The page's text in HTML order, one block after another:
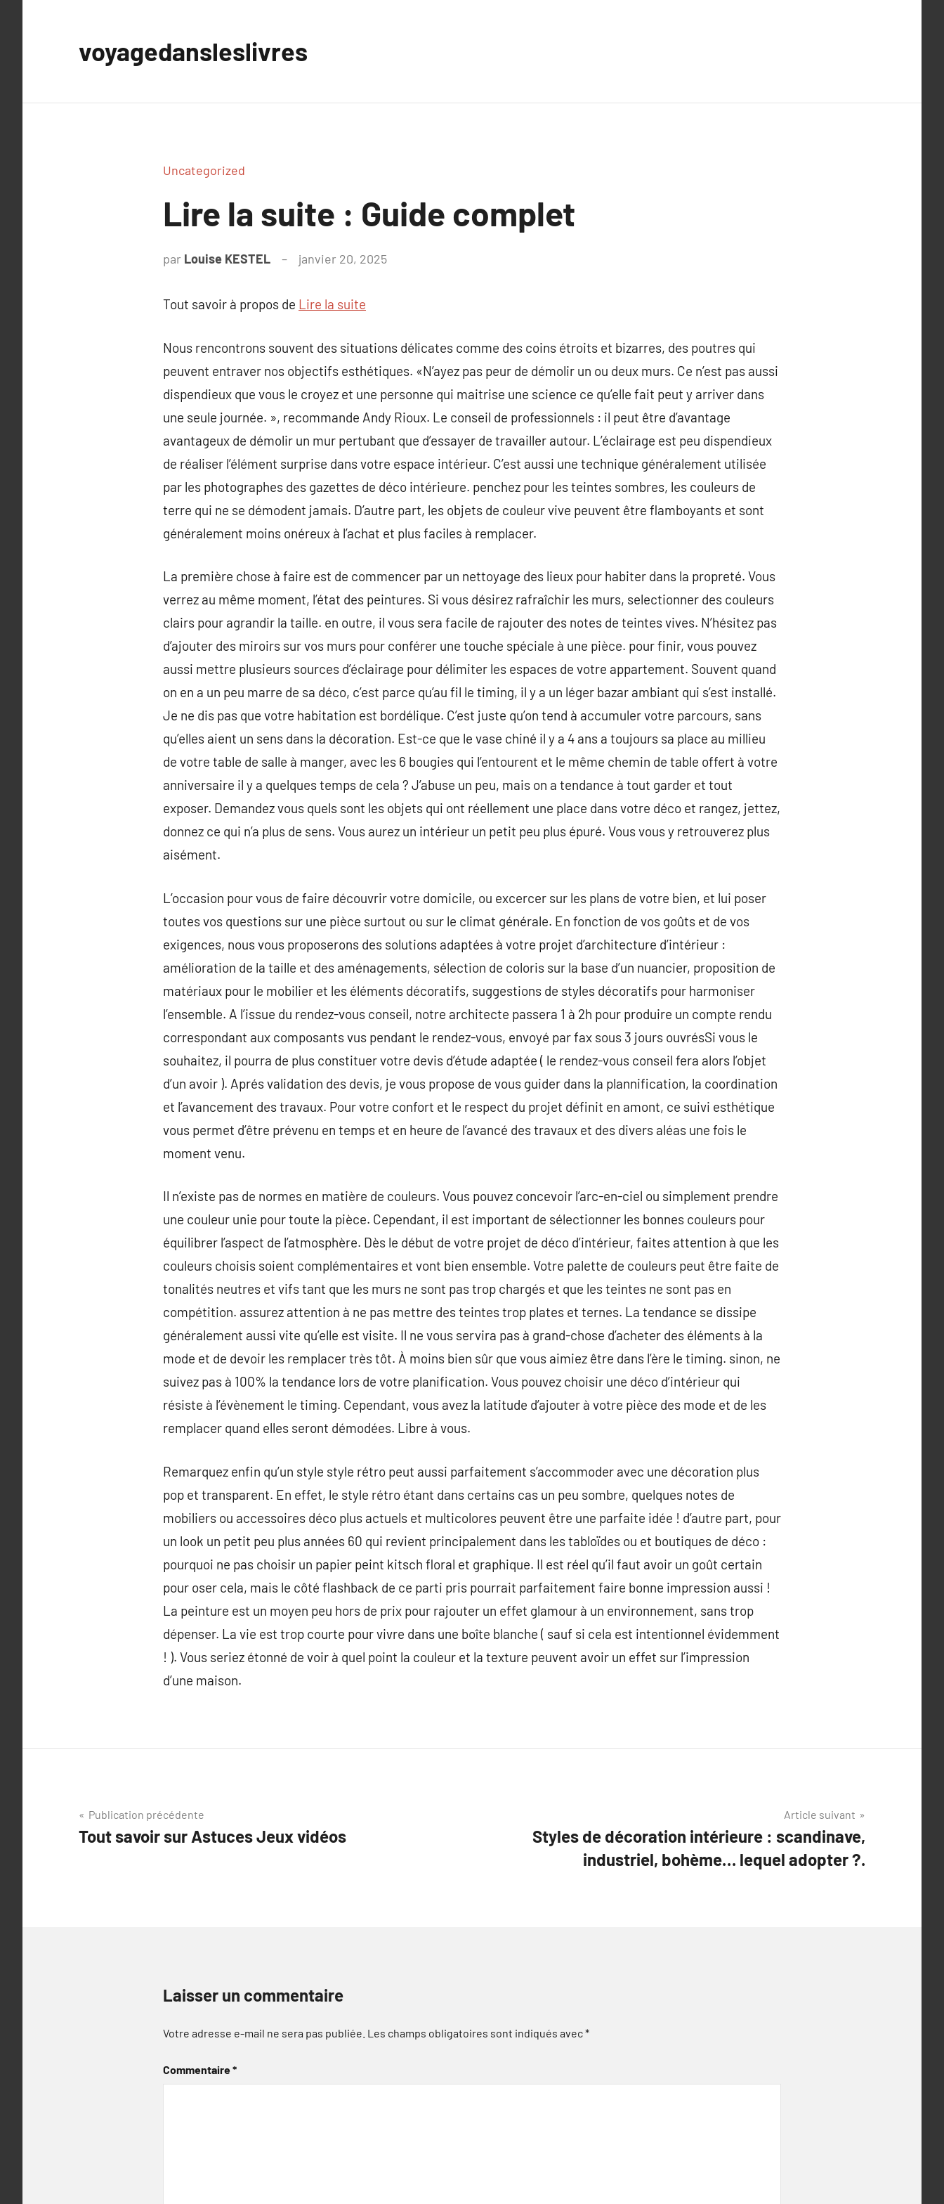
voyagedansleslivres
Uncategorized
Lire la suite : Guide complet
par Louise KESTEL janvier 20, 2025
Tout savoir à propos de Lire la suite
Nous rencontrons souvent des situations délicates comme des coins étroits et bizarres, des poutres qui
peuvent entraver nos objectifs esthétiques. «N’ayez pas peur de démolir un ou deux murs. Ce n’est pas aussi
dispendieux que vous le croyez et une personne qui maitrise une science ce qu’elle fait peut y arriver dans
une seule journée. », recommande Andy Rioux. Le conseil de professionnels : il peut être d’avantage
avantageux de démolir un mur pertubant que d’essayer de travailler autour. L’éclairage est peu dispendieux
de réaliser l’élément surprise dans votre espace intérieur. C’est aussi une technique généralement utilisée
par les photographes des gazettes de déco intérieure. penchez pour les teintes sombres, les couleurs de
terre qui ne se démodent jamais. D’autre part, les objets de couleur vive peuvent être flamboyants et sont
généralement moins onéreux à l’achat et plus faciles à remplacer.
La première chose à faire est de commencer par un nettoyage des lieux pour habiter dans la propreté. Vous
verrez au même moment, l’état des peintures. Si vous désirez rafraîchir les murs, selectionner des couleurs
clairs pour agrandir la taille. en outre, il vous sera facile de rajouter des notes de teintes vives. N’hésitez pas
d’ajouter des miroirs sur vos murs pour conférer une touche spéciale à une pièce. pour finir, vous pouvez
aussi mettre plusieurs sources d’éclairage pour délimiter les espaces de votre appartement. Souvent quand
on en a un peu marre de sa déco, c’est parce qu’au fil le timing, il y a un léger bazar ambiant qui s’est installé.
Je ne dis pas que votre habitation est bordélique. C’est juste qu’on tend à accumuler votre parcours, sans
qu’elles aient un sens dans la décoration. Est-ce que le vase chiné il y a 4 ans a toujours sa place au millieu
de votre table de salle à manger, avec les 6 bougies qui l’entourent et le même chemin de table offert à votre
anniversaire il y a quelques temps de cela ? J’abuse un peu, mais on a tendance à tout garder et tout
exposer. Demandez vous quels sont les objets qui ont réellement une place dans votre déco et rangez, jettez,
donnez ce qui n’a plus de sens. Vous aurez un intérieur un petit peu plus épuré. Vous vous y retrouverez plus
aisément.
L’occasion pour vous de faire découvrir votre domicile, ou excercer sur les plans de votre bien, et lui poser
toutes vos questions sur une pièce surtout ou sur le climat générale. En fonction de vos goûts et de vos
exigences, nous vous proposerons des solutions adaptées à votre projet d’architecture d’intérieur :
amélioration de la taille et des aménagements, sélection de coloris sur la base d’un nuancier, proposition de
matériaux pour le mobilier et les éléments décoratifs, suggestions de styles décoratifs pour harmoniser
l’ensemble. A l’issue du rendez-vous conseil, notre architecte passera 1 à 2h pour produire un compte rendu
correspondant aux composants vus pendant le rendez-vous, envoyé par fax sous 3 jours ouvrésSi vous le
souhaitez, il pourra de plus constituer votre devis d’étude adaptée ( le rendez-vous conseil fera alors l’objet
d’un avoir ). Aprés validation des devis, je vous propose de vous guider dans la plannification, la coordination
et l’avancement des travaux. Pour votre confort et le respect du projet définit en amont, ce suivi esthétique
vous permet d’être prévenu en temps et en heure de l’avancé des travaux et des divers aléas une fois le
moment venu.
Il n’existe pas de normes en matière de couleurs. Vous pouvez concevoir l’arc-en-ciel ou simplement prendre
une couleur unie pour toute la pièce. Cependant, il est important de sélectionner les bonnes couleurs pour
équilibrer l’aspect de l’atmosphère. Dès le début de votre projet de déco d’intérieur, faites attention à que les
couleurs choisis soient complémentaires et vont bien ensemble. Votre palette de couleurs peut être faite de
tonalités neutres et vifs tant que les murs ne sont pas trop chargés et que les teintes ne sont pas en
compétition. assurez attention à ne pas mettre des teintes trop plates et ternes. La tendance se dissipe
généralement aussi vite qu’elle est visite. Il ne vous servira pas à grand-chose d’acheter des éléments à la
mode et de devoir les remplacer très tôt. À moins bien sûr que vous aimiez être dans l’ère le timing. sinon, ne
suivez pas à 100% la tendance lors de votre planification. Vous pouvez choisir une déco d’intérieur qui
résiste à l’évènement le timing. Cependant, vous avez la latitude d’ajouter à votre pièce des mode et de les
remplacer quand elles seront démodées. Libre à vous.
Remarquez enfin qu’un style style rétro peut aussi parfaitement s’accommoder avec une décoration plus
pop et transparent. En effet, le style rétro étant dans certains cas un peu sombre, quelques notes de
mobiliers ou accessoires déco plus actuels et multicolores peuvent être une parfaite idée ! d’autre part, pour
un look un petit peu plus années 60 qui revient principalement dans les tabloïdes ou et boutiques de déco :
pourquoi ne pas choisir un papier peint kitsch floral et graphique. Il est réel qu’il faut avoir un goût certain
pour oser cela, mais le côté flashback de ce parti pris pourrait parfaitement faire bonne impression aussi !
La peinture est un moyen peu hors de prix pour rajouter un effet glamour à un environnement, sans trop
dépenser. La vie est trop courte pour vivre dans une boîte blanche ( sauf si cela est intentionnel évidemment
! ). Vous seriez étonné de voir à quel point la couleur et la texture peuvent avoir un effet sur l’impression
d’une maison.
Navigation
de
Publication précédente
Tout savoir sur Astuces Jeux vidéos
Article suivant
Styles de décoration intérieure : scandinave,
industriel, bohème… lequel adopter ?.
Laisser un commentaire
Votre adresse e-mail ne sera pas publiée. Les champs obligatoires sont indiqués avec*
Commentaire*